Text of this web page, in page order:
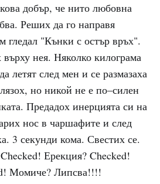
добър, че нито любовна
Реших да го направя
гледал "Кънки с остър връх".
нея. Няколко килограма
летят след мен и се размазаха
но никой не е по–силен
Предадох инерцията си на
нос в чаршафите и след
3 секунди кома. Свестих се.
Ерекция? Checked!
Момиче? Липсва!!!!